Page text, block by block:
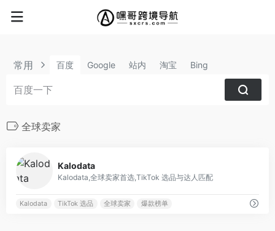
常用 百度 Google 站内 淘宝 Bing
全球卖家
Kalodata
Kalodata,全球卖家首选,TikTok 选品与达人匹配
Kalodata TikTok 选品 全球卖家 爆款榜单